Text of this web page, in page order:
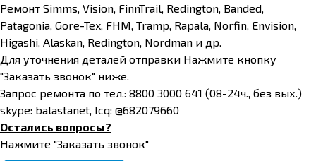
Ремонт Simms, Vision, FinnTrail, Redington, Banded,
Patagonia, Gore-Tex, FHM, Tramp, Rapala, Norfin, Envision,
Higashi, Alaskan, Redington, Nordman и др.
Для уточнения деталей отправки Нажмите кнопку
"Заказать звонок" ниже.
Запрос ремонта по тел.: 8800 3000 641 (08-24ч., без вых.)
skype: balastanet, Icq: @682079660
Остались вопросы?
Нажмите "Заказать звонок"